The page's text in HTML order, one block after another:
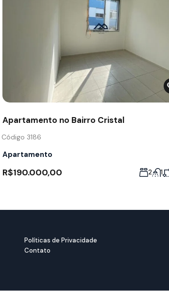
Apartamento no Bairro Cristal
Código 3186
Apartamento
R$190.000,00 2 1
Políticas de Privacidade
Contato